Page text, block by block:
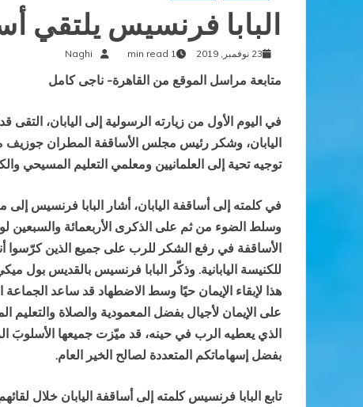
البابا فرنسيس يلتقي
23 نوفمبر, 2019 1 min read
Naghi
متابعة مراسل الموقع من القاهرة- ناجى كامل
في اليوم الأول من زيارته الرسولية إلى اليابان،
اليابان، وشكر رئيس مجلس الأساقفة المطران جوزيف
توجيه تحية إلى العلمانيين ومعلمي التعليم المسيحي
في كلمته إلى أساقفة اليابان، أشار البابا فرنسيس
وسلط الضوء من ثم على الذكرى الأربعمائة والسبعين
الأساقفة في رفع الشكر للرب على جميع الذين كرّسوا
للكنيسة اليابانية. وذكّر البابا فرنسيس بالقديس
هذا لإبقاء الإيمان حيًا وسط الاضطهاد قد ساعد
على الإيمان لأجيال بفضل المعمودية والصلاة والتعليم
الذي يعطيه الرب في حينه، قد ميّزت جميعها الأسلوبَ
بفضل إسهاماتكم المتعددة لصالح الخير العام.
تابع البابا فرنسيس كلمته إلى أساقفة اليابان خلال